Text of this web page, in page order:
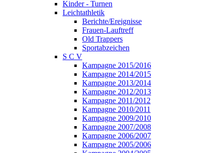
Kinder - Turnen
Leichtathletik
Berichte/Ereignisse
Frauen-Lauftreff
Old Trappers
Sportabzeichen
S C V
Kampagne 2015/2016
Kampagne 2014/2015
Kampagne 2013/2014
Kampagne 2012/2013
Kampagne 2011/2012
Kampagne 2010/2011
Kampagne 2009/2010
Kampagne 2007/2008
Kampagne 2006/2007
Kampagne 2005/2006